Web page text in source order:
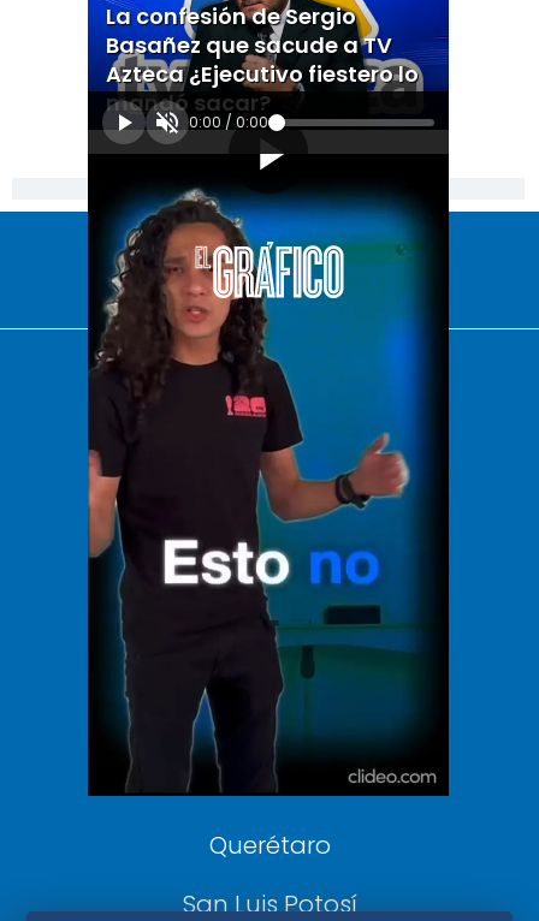
La confesión de Sergio
Basañez que sacude a TV
Azteca ¿Ejecutivo fiestero lo
mandó sacar?
0:00 / 0:00
[Publicidad]
El Universal
Vive USA
Clase
De 10 sports
DeDinero
Confabulario
Aviso Oportuno
Consultas
Querétaro
San Luis Potosí